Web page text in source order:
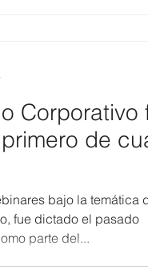
Corporativo
de
bajo la temática
fue dictado el pasado
parte del...